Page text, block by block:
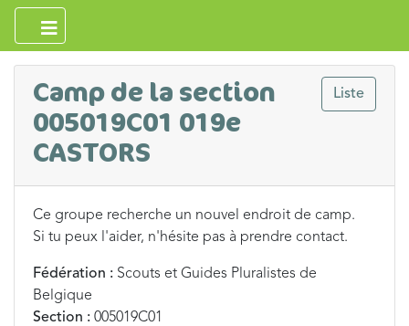
Liste
Camp de la section
005019C01 019e
CASTORS
Ce groupe recherche un nouvel endroit de camp.
Si tu peux l'aider, n'hésite pas à prendre contact.
Fédération : Scouts et Guides Pluralistes de
Belgique
Section : 005019C01